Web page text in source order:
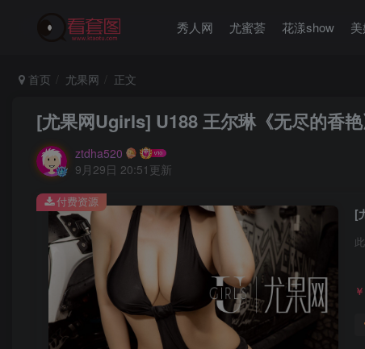
秀人网 尤蜜荟 花漾show
首页 尤果网 正文
[尤果网Ugirls] U188 王尔琳《无尽的香艳
ztdha520
9月29日 20:51更新
[
￥
付费资源